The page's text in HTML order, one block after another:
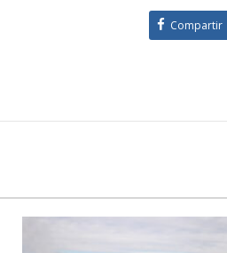
Compartir